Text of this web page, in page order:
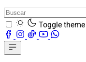
Toggle theme